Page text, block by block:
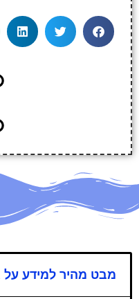
מבט מהיר למידע על